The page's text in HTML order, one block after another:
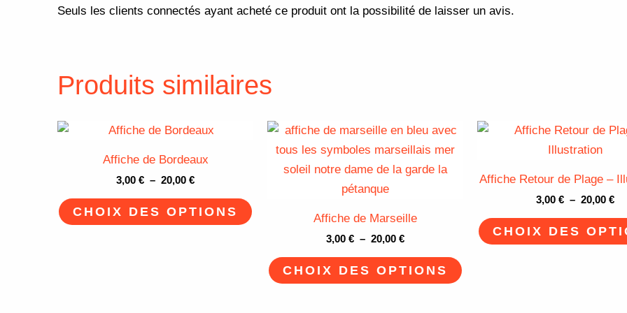
Seuls les clients connectés ayant acheté ce produit ont la possibilité de laisser un avis.
Produits similaires
Affiche de Bordeaux
3,00 € – 20,00 €
Plage
3,00 €
à
CHOIX DES OPTIONS
produit
variations.
peuvent
Affiche de Marseille
3,00 € – 20,00 €
Plage
prix :
3,00 €
à
CHOIX DES OPTIONS
Les
options
peuvent
Affiche Retour de Plage –
3,00 € – 20,00 €
CHOIX DES